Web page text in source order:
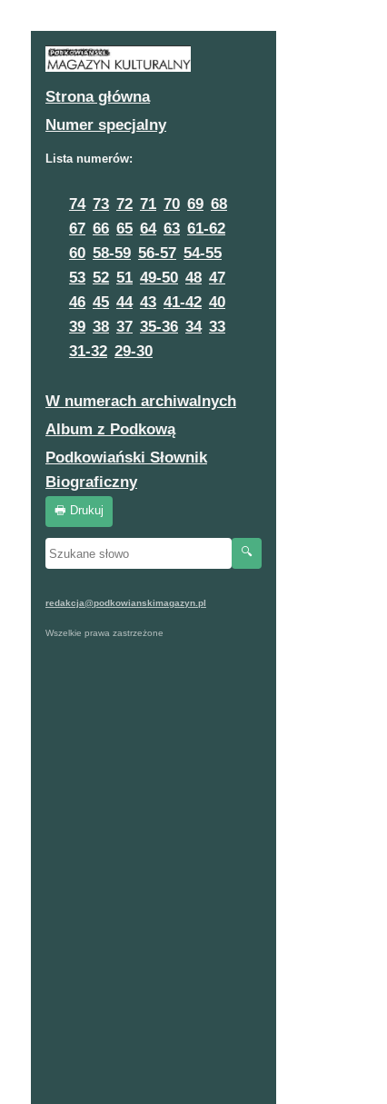
Strona główna
Numer specjalny
Lista numerów:
74 73 72 71 70 69 68
67 66 65 64 63 61-62
60 58-59 56-57 54-55
53 52 51 49-50 48 47
46 45 44 43 41-42 40
39 38 37 35-36 34 33
31-32 29-30
W numerach archiwalnych
Album z Podkową
Podkowiański Słownik
Biograficzny
🖶 Drukuj
🔍
redakcja@podkowianskimagazyn.pl
Wszelkie prawa zastrzeżone